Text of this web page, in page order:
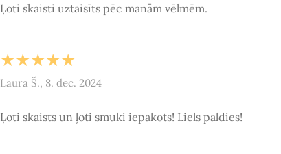
Ļoti skaisti uztaisīts pēc manām vēlmēm.
★★★★★
Laura Š., 8. dec. 2024
Ļoti skaists un ļoti smuki iepakots! Liels paldies!